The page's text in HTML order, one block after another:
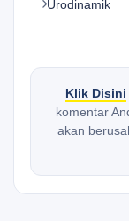
Urodinamik
Klik Disini
komentar
akan